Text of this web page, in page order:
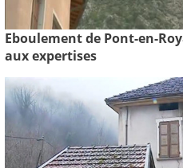
Eboulement de Pont-en-
aux expertises